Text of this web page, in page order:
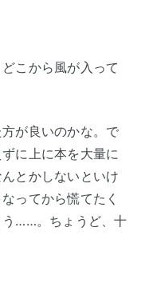
こから風が入って
が良いのかな。で
に上に本を大量に
とかしないといけ
ってから慌てたく
う……。ちょうど、十